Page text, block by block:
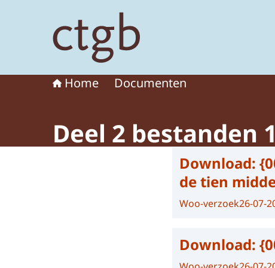
Home Documenten
Deel 2 bestanden
Download:
de tien
Woo-verzoek26-07-
Download: